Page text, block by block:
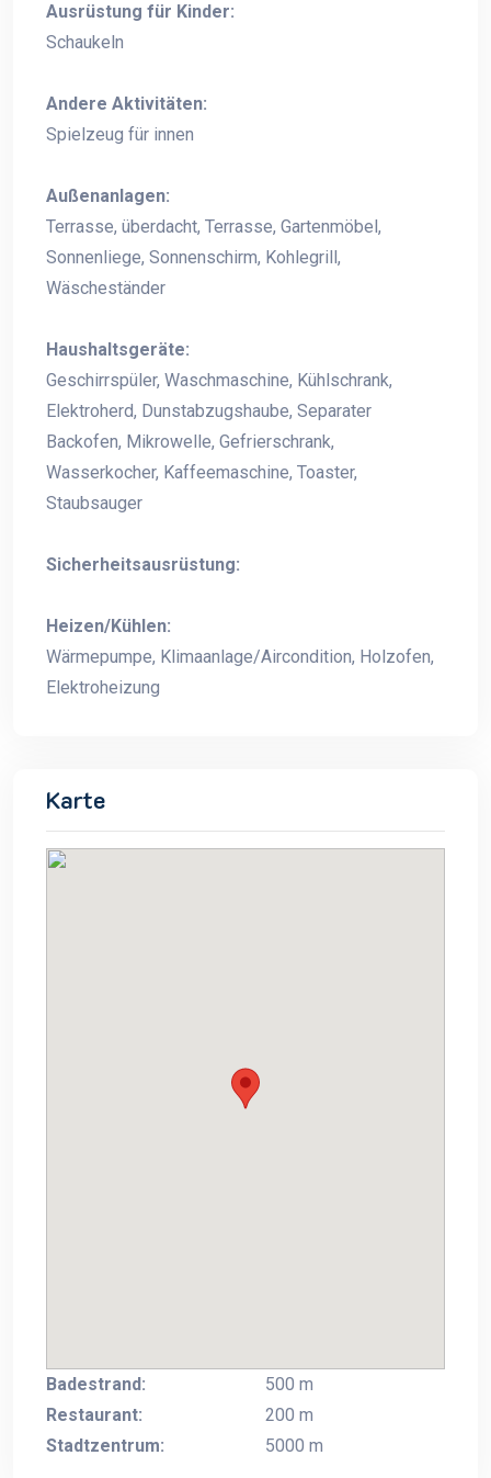
Ausrüstung für Kinder:
Schaukeln
Andere Aktivitäten:
Spielzeug für innen
Außenanlagen:
Terrasse, überdacht, Terrasse, Gartenmöbel,
Sonnenliege, Sonnenschirm, Kohlegrill,
Wäscheständer
Haushaltsgeräte:
Geschirrspüler, Waschmaschine, Kühlschrank,
Elektroherd, Dunstabzugshaube, Separater
Backofen, Mikrowelle, Gefrierschrank,
Wasserkocher, Kaffeemaschine, Toaster,
Staubsauger
Sicherheitsausrüstung:
Heizen/Kühlen:
Wärmepumpe, Klimaanlage/Aircondition, Holzofen,
Elektroheizung
Karte
Badestrand:
500 m
Restaurant:
200 m
Stadtzentrum:
5000 m